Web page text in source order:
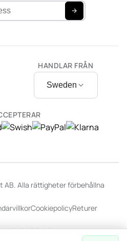
HANDLAR FRÅN
Sweden
AB. Alla rättigheter förbehållna
CookiepolicyReturer
avDalarö Design